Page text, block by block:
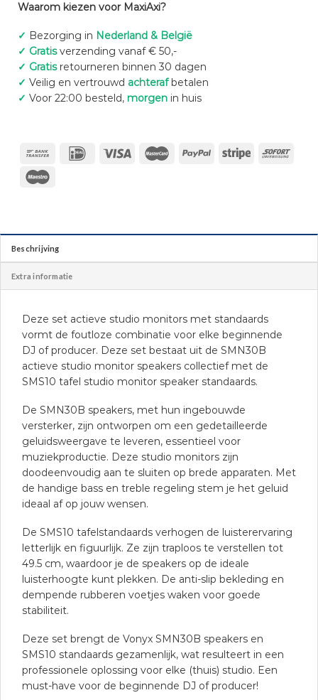
Waarom kiezen voor MaxiAxi?
✓ Bezorging in Nederland & België
✓ Gratisverzending vanaf € 50,-
✓ Gratisretourneren binnen 30 dagen
✓ Veilig en vertrouwd achterafbetalen
✓ Voor 22:00 besteld, morgenin huis
Beschrijving
Extra informatie
Deze set actieve studio monitors met standaards
vormt de foutloze combinatie voor elke beginnende
DJ of producer. Deze set bestaat uit de SMN30B
actieve studio monitor speakers collectief met de
SMS10 tafel studio monitor speaker standaards.
De SMN30B speakers, met hun ingebouwde
versterker, zijn ontworpen om een gedetailleerde
geluidsweergave te leveren, essentieel voor
muziekproductie. Deze studio monitors zijn
doodeenvoudig aan te sluiten op brede apparaten. Met
de handige bass en treble regeling stem je het geluid
ideaal af op jouw wensen.
De SMS10 tafelstandaards verhogen de luisterervaring
letterlijk en figuurlijk. Ze zijn traploos te verstellen tot
49.5 cm, waardoor je de speakers op de ideale
luisterhoogte kunt plekken. De anti-slip bekleding en
dempende rubberen voetjes waken voor goede
stabiliteit.
Deze set brengt de Vonyx SMN30B speakers en
SMS10 standaards gezamenlijk, wat resulteert in een
professionele oplossing voor elke (thuis) studio. Een
must-have voor de beginnende DJ of producer!